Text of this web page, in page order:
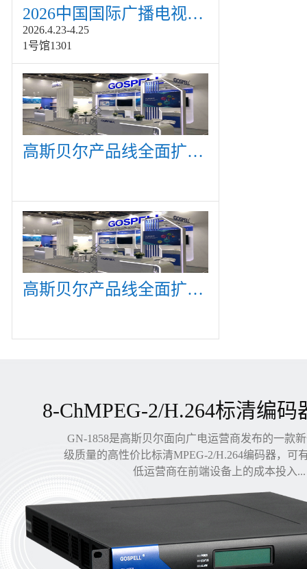
2026中国国际广播电视信息网络展览会展
2026.4.23-4.25
1号馆1301
高斯贝尔产品线全面扩展，众多新产品亮相CommunicAsia 2019
高斯贝尔产品线全面扩展，众多新产品亮相CommunicAsia 2019
8-ChMPEG-2/H.264标清编码
GN-1858是高斯贝尔面向广电运营商发布的一款
级质量的高性价比标清MPEG-2/H.264编码器，可
低运营商在前端设备上的成本投入...